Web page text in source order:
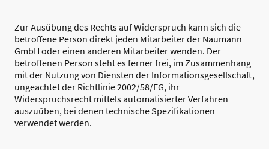
Zur Ausübung des Rechts auf Widerspruch kann sich die
betroffene Person direkt jeden Mitarbeiter der Naumann
GmbH oder einen anderen Mitarbeiter wenden. Der
betroffenen Person steht es ferner frei, im Zusammenhang
mit der Nutzung von Diensten der Informationsgesellschaft,
ungeachtet der Richtlinie 2002/58/EG, ihr
Widerspruchsrecht mittels automatisierter Verfahren
auszuüben, bei denen technische Spezifikationen
verwendet werden.